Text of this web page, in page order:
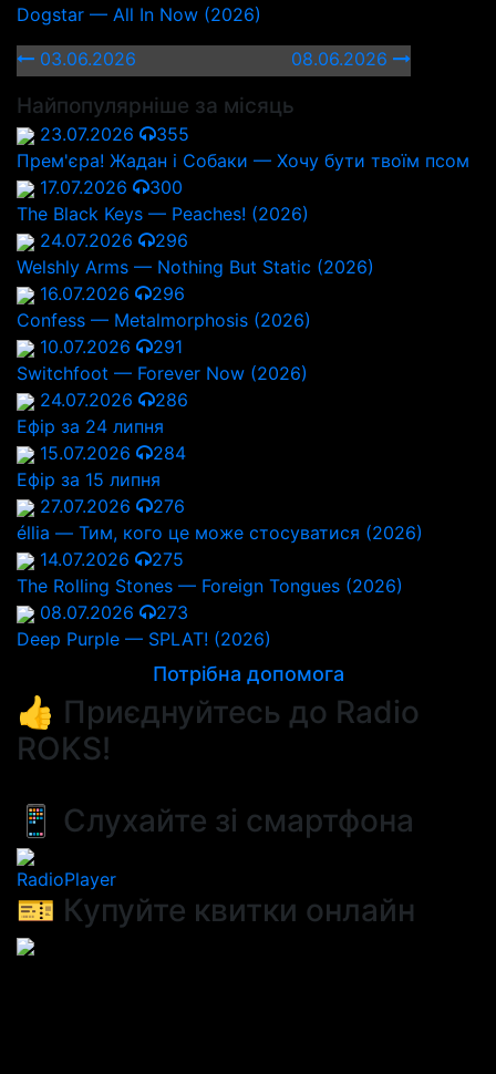
Dogstar — All In Now (2026)
03.06.2026
08.06.2026
Найпопулярніше за місяць
23.07.2026
355
Прем'єра! Жадан і Собаки — Хочу бути твоїм псом
17.07.2026
300
The Black Keys — Peaches! (2026)
24.07.2026
296
Welshly Arms — Nothing But Static (2026)
16.07.2026
296
Confess — Metalmorphosis (2026)
10.07.2026
291
Switchfoot — Forever Now (2026)
24.07.2026
286
Ефір за 24 липня
15.07.2026
284
Ефір за 15 липня
27.07.2026
276
éllia — Тим, кого це може стосуватися (2026)
14.07.2026
275
The Rolling Stones — Foreign Tongues (2026)
08.07.2026
273
Deep Purple — SPLAT! (2026)
Потрібна допомога
👍 Приєднуйтесь до Radio
ROKS!
📱 Слухайте зі смартфона
RadioPlayer
🎫 Купуйте квитки онлайн